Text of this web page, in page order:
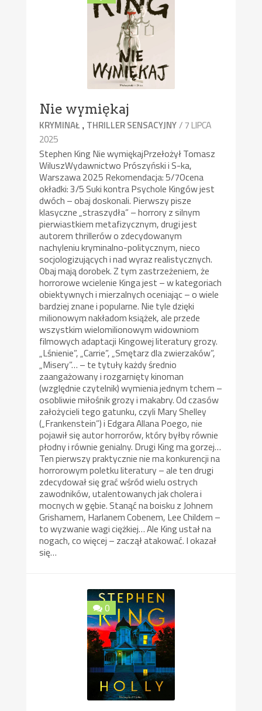
Nie wymiękaj
KRYMINAŁ , THRILLER SENSACYJNY/ 7 LIPCA
2025
Stephen King Nie wymiękajPrzełożył Tomasz
WiluszWydawnictwo Prószyński i S-ka,
Warszawa 2025 Rekomendacja: 5/7Ocena
okładki: 3/5 Suki kontra Psychole Kingów jest
dwóch – obaj doskonali. Pierwszy pisze
klasyczne „straszydła” – horrory z silnym
pierwiastkiem metafizycznym, drugi jest
autorem thrillerów o zdecydowanym
nachyleniu kryminalno-politycznym, nieco
socjologizujących i nad wyraz realistycznych.
Obaj mają dorobek. Z tym zastrzeżeniem, że
horrorowe wcielenie Kinga jest – w kategoriach
obiektywnych i mierzalnych oceniając – o wiele
bardziej znane i popularne. Nie tyle dzięki
milionowym nakładom książek, ale przede
wszystkim wielomilionowym widowniom
filmowych adaptacji Kingowej literatury grozy.
„Lśnienie”, „Carrie”, „Smętarz dla zwierzaków”,
„Misery”… – te tytuły każdy średnio
zaangażowany i rozgarnięty kinoman
(względnie czytelnik) wymienia jednym tchem –
osobliwie miłośnik grozy i makabry. Od czasów
założycieli tego gatunku, czyli Mary Shelley
(„Frankenstein”) i Edgara Allana Poego, nie
pojawił się autor horrorów, który byłby równie
płodny i równie genialny. Drugi King ma gorzej…
Ten pierwszy praktycznie nie ma konkurencji na
horrorowym poletku literatury – ale ten drugi
zdecydował się grać wśród wielu ostrych
zawodników, utalentowanych jak cholera i
mocnych w gębie. Stanąć na boisku z Johnem
Grishamem, Harlanem Cobenem, Lee Childem –
to wyzwanie wagi ciężkiej… Ale King ustał na
nogach, co więcej – zaczął atakować. I okazał
się…
0